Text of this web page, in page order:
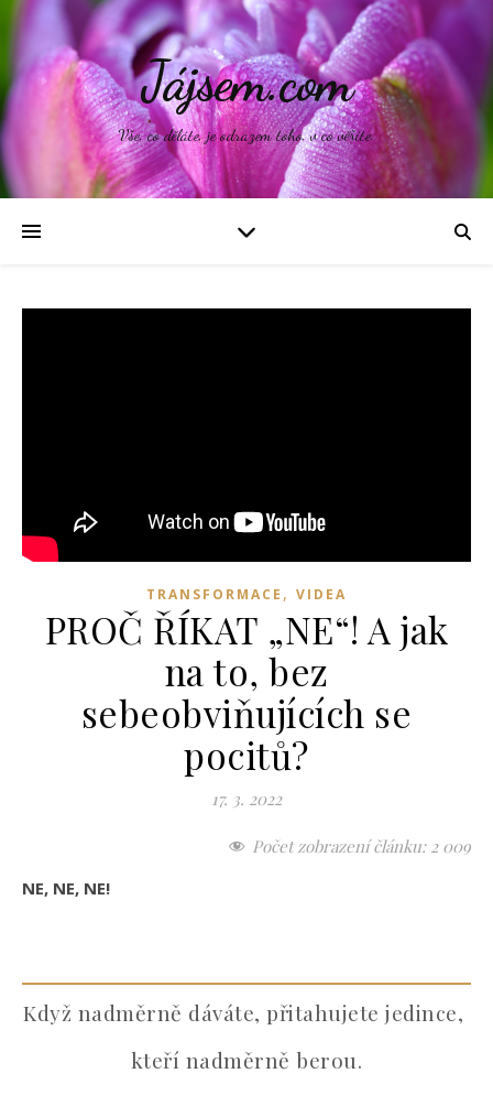
Jájsem.com
Vše, co děláte, je odrazem toho, v co věříte.
TRANSFORMACE , VIDEA
PROČ ŘÍKAT „NE“! A jak
na to, bez
sebeobviňujících se
pocitů?
17. 3. 2022
Počet zobrazení článku: 2 009
NE, NE, NE!
Když nadměrně dáváte, přitahujete jedince,
kteří nadměrně berou.